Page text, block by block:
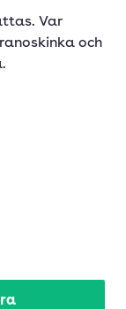
Var
och